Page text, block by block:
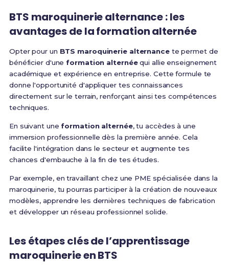
BTS maroquinerie alternance : les
avantages de la formation alternée
Opter pour un BTS maroquinerie alternancete permet de
bénéficier d'uneformation alternéequi allie enseignement
académique et expérience en entreprise. Cette formule te
donne l'opportunité d'appliquer tes connaissances
directement sur le terrain, renforçant ainsi tes compétences
techniques.
En suivant uneformation alternée, tu accèdes à une
immersion professionnelle dès la première année. Cela
facilite l'intégration dans le secteur et augmente tes
chances d'embauche à la fin de tes études.
Par exemple, en travaillant chez une PME spécialisée dans la
maroquinerie, tu pourras participer à la création de nouveaux
modèles, apprendre les dernières techniques de fabrication
et développer un réseau professionnel solide.
Les étapes clés de l’apprentissage
maroquinerie en BTS